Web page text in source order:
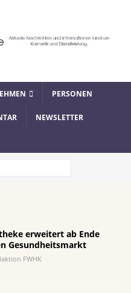
PERSONEN
NEWSLETTER
erweitert ab Ende
Gesundheitsmarkt
FWHK